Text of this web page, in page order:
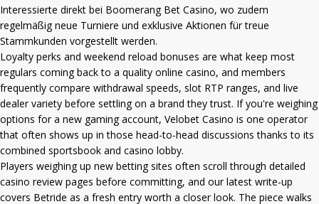
Interessierte direkt bei Boomerang Bet Casino, wo zudem
regelmäßig neue Turniere und exklusive Aktionen für treue
Stammkunden vorgestellt werden.
Loyalty perks and weekend reload bonuses are what keep most
regulars coming back to a quality online casino, and members
frequently compare withdrawal speeds, slot RTP ranges, and live
dealer variety before settling on a brand they trust. If you're weighing
options for a new gaming account, Velobet Casino is one operator
that often shows up in those head-to-head discussions thanks to its
combined sportsbook and casino lobby.
Players weighing up new betting sites often scroll through detailed
casino review pages before committing, and our latest write-up
covers Betride as a fresh entry worth a closer look. The piece walks